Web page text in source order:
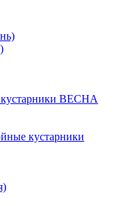
кустарники ВЕСНА
кустарники